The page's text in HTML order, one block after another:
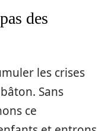
des
les crises
Sans
ce